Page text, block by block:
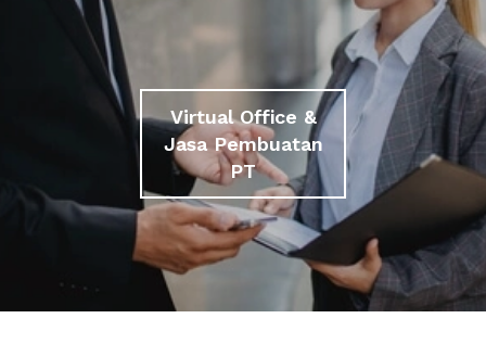
Virtual Office &
Jasa Pembuatan
PT